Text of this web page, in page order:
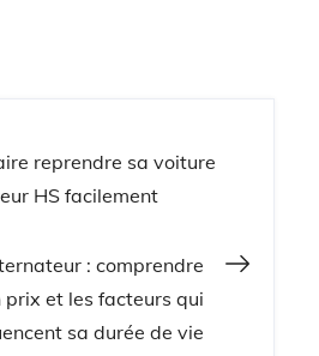
reprendre sa voiture
HS facilement
: comprendre
prix et les facteurs qui
sa durée de vie